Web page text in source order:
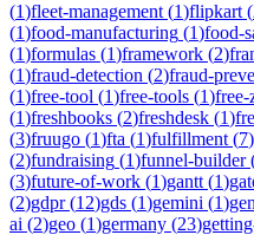
(1)fleet-management (1)flipkart (
(1)food-manufacturing (1)food-
(1)formulas (1)framework (2)
(1)fraud-detection (2)fraud-
(1)free-tool (1)free-tools (1)free-
(1)freshbooks (2)freshdesk (1)
(3)fruugo (1)fta (1)fulfillment (7)
(2)fundraising (1)funnel-builder
(3)future-of-work (1)gantt (1)
(2)gdpr(12)gds (1)gemini (1)
ai (2)geo (1)germany (23)